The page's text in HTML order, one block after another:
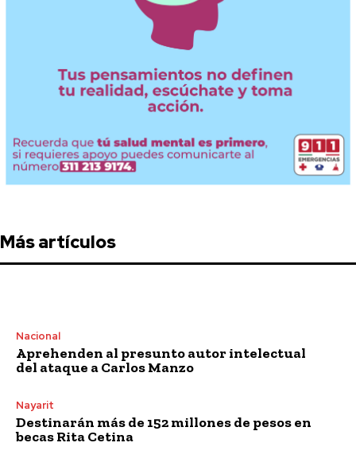
Más artículos
Nacional
Aprehenden al presunto autor intelectual
del ataque a Carlos Manzo
Nayarit
Destinarán más de 152 millones de pesos en
becas Rita Cetina